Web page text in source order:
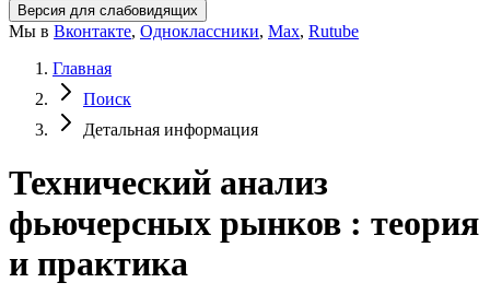
Версия для слабовидящих
Мы в Вконтакте, Одноклассники, Max, Rutube
Главная
Поиск
Детальная информация
Технический анализ
фьючерсных рынков : теория
и практика